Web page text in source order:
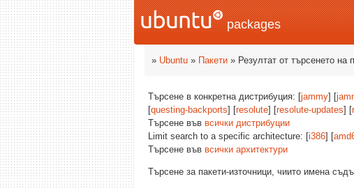
packages
» Ubuntu » Пакети » Резултат от търсенето на
Търсене в конкретна дистрибуция: [jammy] [
[questing-backports] [resolute] [resolute-updates] [
Търсене във всички дистрибуции
Limit search to a specific architecture: [i386] [
Търсене във всички архитектури
Търсене за пакети-източници, чиито имена